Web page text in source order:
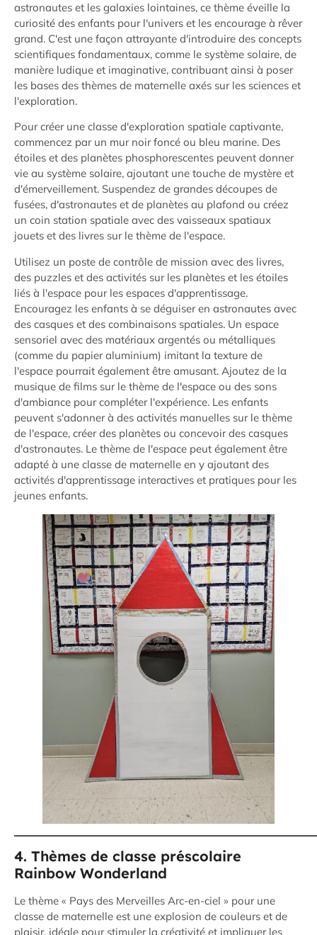
astronautes et les galaxies lointaines, ce thème éveille la
curiosité des enfants pour l'univers et les encourage à rêver
grand. C'est une façon attrayante d'introduire des concepts
scientifiques fondamentaux, comme le système solaire, de
manière ludique et imaginative, contribuant ainsi à poser
les bases des thèmes de maternelle axés sur les sciences et
l'exploration.
Pour créer une classe d'exploration spatiale captivante,
commencez par un mur noir foncé ou bleu marine. Des
étoiles et des planètes phosphorescentes peuvent donner
vie au système solaire, ajoutant une touche de mystère et
d'émerveillement. Suspendez de grandes découpes de
fusées, d'astronautes et de planètes au plafond ou créez
un coin station spatiale avec des vaisseaux spatiaux
jouets et des livres sur le thème de l'espace.
Utilisez un poste de contrôle de mission avec des livres,
des puzzles et des activités sur les planètes et les étoiles
liés à l'espace pour les espaces d'apprentissage.
Encouragez les enfants à se déguiser en astronautes avec
des casques et des combinaisons spatiales. Un espace
sensoriel avec des matériaux argentés ou métalliques
(comme du papier aluminium) imitant la texture de
l'espace pourrait également être amusant. Ajoutez de la
musique de films sur le thème de l'espace ou des sons
d'ambiance pour compléter l'expérience. Les enfants
peuvent s'adonner à des activités manuelles sur le thème
de l'espace, créer des planètes ou concevoir des casques
d'astronautes. Le thème de l'espace peut également être
adapté à une classe de maternelle en y ajoutant des
activités d'apprentissage interactives et pratiques pour les
jeunes enfants.
4. Thèmes de classe préscolaire
Rainbow Wonderland
Le thème « Pays des Merveilles Arc-en-ciel » pour une
classe de maternelle est une explosion de couleurs et de
plaisir, idéale pour stimuler la créativité et impliquer les